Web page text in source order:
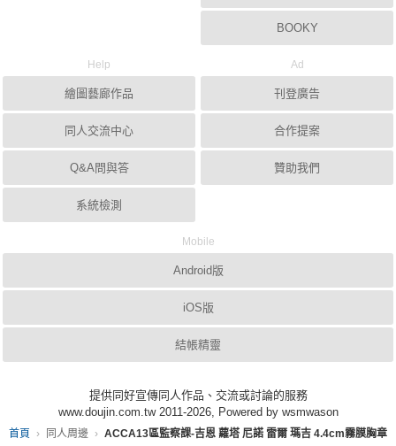
首頁 同人周邊 ACCA13區監察課-吉恩 蘿塔 尼諾 雷爾 瑪吉 4.4cm霧膜胸章
BOOKY
Help
繪圖藝廊作品
同人交流中心
Q&A問與答
系統檢測
Ad
刊登廣告
合作提案
贊助我們
Mobile
Android版
iOS版
結帳精靈
提供同好宣傳同人作品、交流或討論的服務
www.doujin.com.tw 2011-2026, Powered by wsmwason